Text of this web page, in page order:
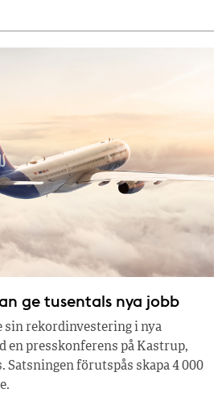
ge tusentals nya jobb
sin rekordinvestering i nya
en presskonferens på Kastrup,
Satsningen förutspås skapa 4 000